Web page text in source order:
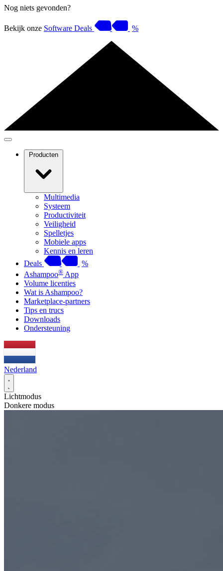
Nog niets gevonden?
Bekijk onze Software Deals %
Producten
Multimedia
Systeem
Productiviteit
Veiligheid
Spelletjes
Mobiele apps
Kennis en leren
Deals
%
Ashampoo® App
Volume licenties
Wat is Ashampoo?
Marketplace-partners
Tips en trucs
Downloads
Ondersteuning
Nederland
Lichtmodus
Donkere modus